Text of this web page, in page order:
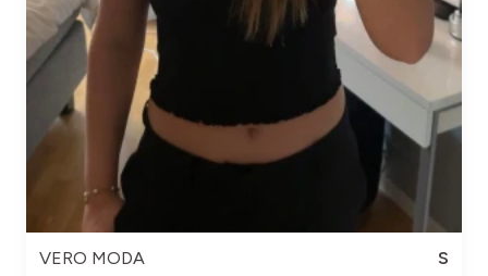
VERO MODA S